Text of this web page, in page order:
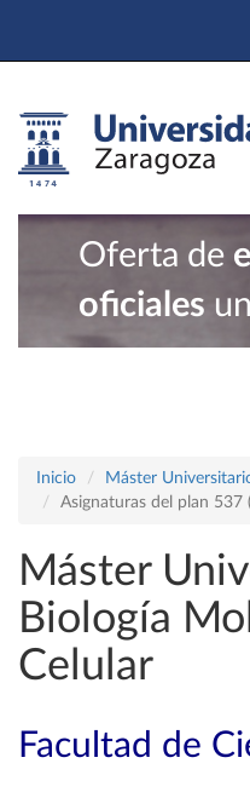
Oferta de
oficiales
Inicio
Máster
Asignaturas del plan 537
Máster
Biología
Celular
Facultad de